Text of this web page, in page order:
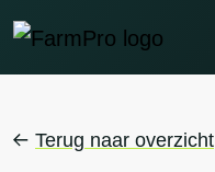
Terug naar overzicht